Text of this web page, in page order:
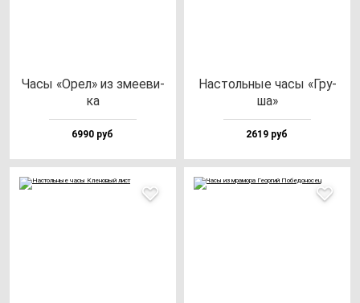
Часы «Орел» из зме­еви­
ка
6990 руб
Нас­толь­ные ча­сы «Гру­
ша»
2619 руб